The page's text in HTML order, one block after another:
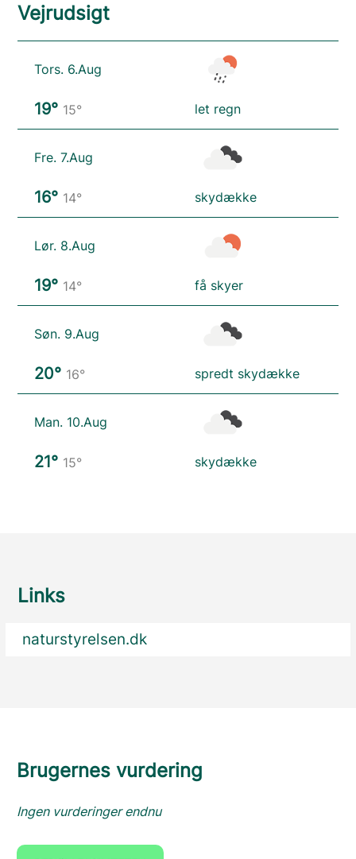
Vejrudsigt
Tors. 6.Aug
19° 15° let regn
Fre. 7.Aug
16° 14° skydække
Lør. 8.Aug
19° 14° få skyer
Søn. 9.Aug
20° 16° spredt skydække
Man. 10.Aug
21° 15° skydække
Links
naturstyrelsen.dk
Brugernes vurdering
Ingen vurderinger endnu